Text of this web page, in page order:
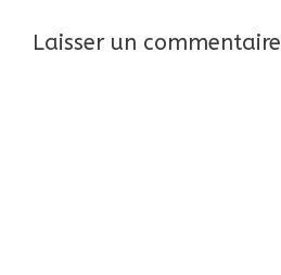
Laisser un commentaire